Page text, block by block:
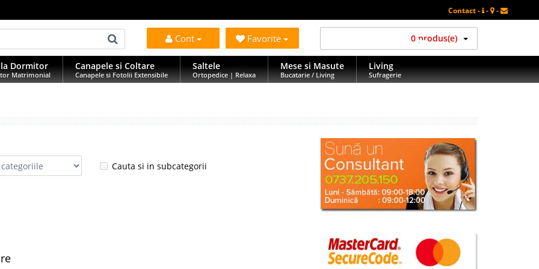
Contact - - -
Cont Favorite 0 produs(e)
Dormitor
Matrimonial
Canapele si Coltare
Canapele si Fotolii Extensibile
Saltele
Ortopedice | Relaxa
Mese si Masute
Bucatarie / Living
Living
Sufragerie
Cauta si in subcategorii